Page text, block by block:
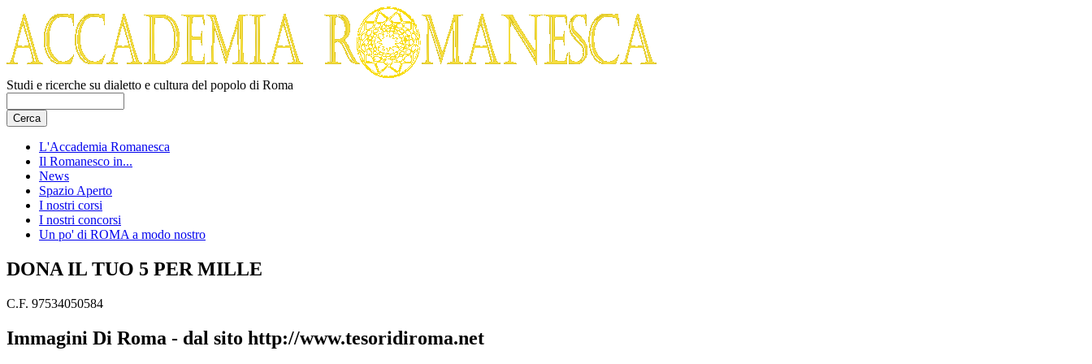
Studi e ricerche su dialetto e cultura del popolo di Roma
L'Accademia Romanesca
Il Romanesco in...
News
Spazio Aperto
I nostri corsi
I nostri concorsi
Un po' di ROMA a modo nostro
DONA IL TUO 5 PER MILLE
C.F. 97534050584
Immagini Di Roma - dal sito http://www.tesoridiroma.net